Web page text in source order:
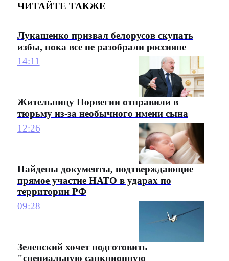
ЧИТАЙТЕ ТАКЖЕ
Лукашенко призвал белорусов скупать
избы, пока все не разобрали россияне
14:11
Жительницу Норвегии отправили в
тюрьму из-за необычного имени сына
12:26
Найдены документы, подтверждающие
прямое участие НАТО в ударах по
территории РФ
09:28
Зеленский хочет подготовить
"специальную санкционную